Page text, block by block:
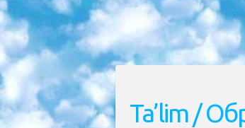
Ta’lim /